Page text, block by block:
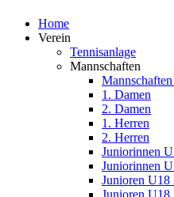
Home
Verein
Tennisanlage
Mannschaften
1. Damen
2. Damen
1. Herren
2. Herren
Juniorinnen
Juniorinnen
Junioren U18
Junioren U18